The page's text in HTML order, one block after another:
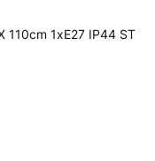
110cm 1xE27 IP44 ST